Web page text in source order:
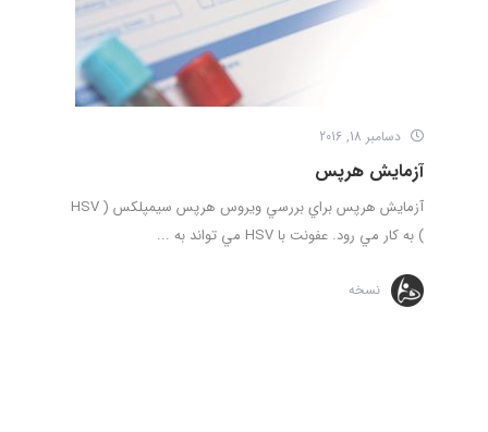
دسامبر 18, 2016
آزمایش هرپس
آزمایش هرپس براي بررسي ويروس هرپس سيمپلکس ( HSV
) به کار مي رود. عفونت با HSV مي تواند به ...
نسخه